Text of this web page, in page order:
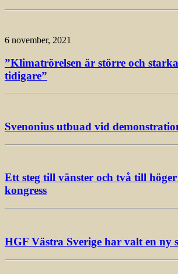
6 november, 2021
”Klimatrörelsen är större och
tidigare”
Svenonius utbuad vid
Ett steg till vänster och två till
kongress
HGF Västra Sverige har valt en ny